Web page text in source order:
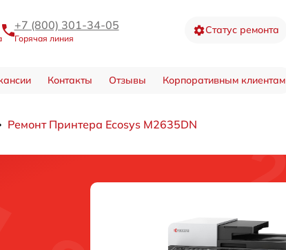
+7 (800) 301-34-05
Горячая линия
Статус ремонта
Контакты Отзывы Корпоративным клиентам
Ремонт Принтера Ecosys M2635DN